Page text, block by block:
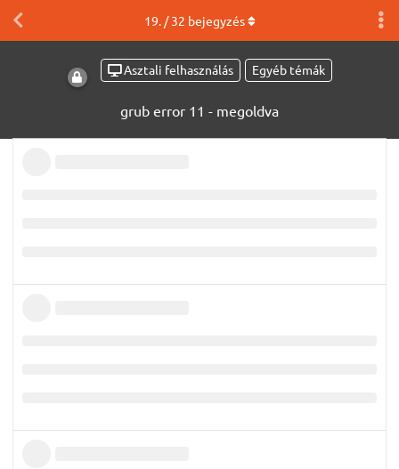
Asztali felhasználás Egyéb témák
grub error 11 - megoldva
19. /32 bejegyzés